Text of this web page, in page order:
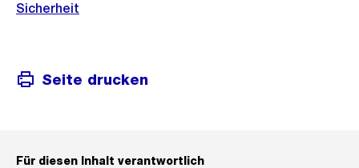
Sicherheit
Seite drucken
Für diesen Inhalt verantwortlich